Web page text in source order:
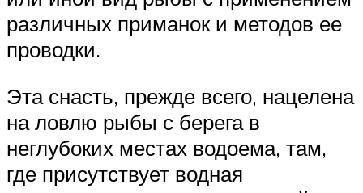
различных приманок и методов ее
проводки.
Эта снасть, прежде всего, нацелена
на ловлю рыбы с берега в
неглубоких местах водоема, там,
где присутствует водная